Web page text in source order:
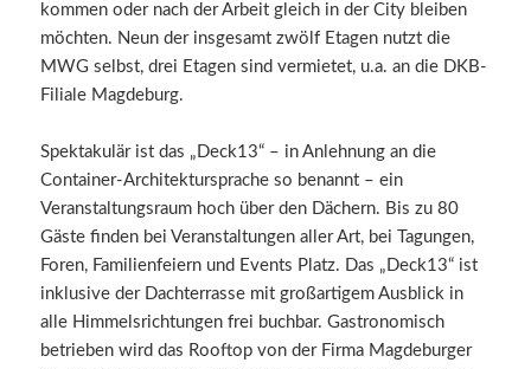
kommen oder nach der Arbeit gleich in der City bleiben
möchten. Neun der insgesamt zwölf Etagen nutzt die
MWG selbst, drei Etagen sind vermietet, u.a. an die DKB-
Filiale Magdeburg.
Spektakulär ist das „Deck13“ – in Anlehnung an die
Container-Architektursprache so benannt – ein
Veranstaltungsraum hoch über den Dächern. Bis zu 80
Gäste finden bei Veranstaltungen aller Art, bei Tagungen,
Foren, Familienfeiern und Events Platz. Das „Deck13“ ist
inklusive der Dachterrasse mit großartigem Ausblick in
alle Himmelsrichtungen frei buchbar. Gastronomisch
betrieben wird das Rooftop von der Firma Magdeburger